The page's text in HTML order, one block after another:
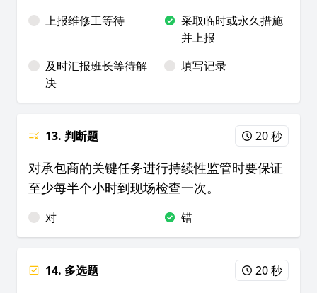
上报维修工等待
采取临时或永久措施
并上报
及时汇报班长等待解
决
填写记录
13. 判断题 20 秒
对承包商的关键任务进行持续性监管时要保证
至少每半个小时到现场检查一次。
对 错
14. 多选题 20 秒